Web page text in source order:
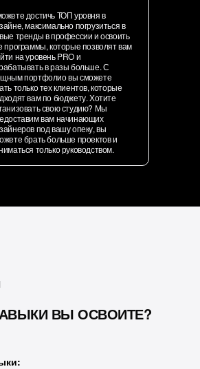
достичь ТОП уровня в
максимально погрузиться в
тренды в профессии и освоить
программы, которые позволят вам
на уровень PRO и
в разы больше. С
портфолио вы сможете
только тех клиентов, которые
вам по бюджету. Хотите
свою студию? Мы
вам начинающих
под вашу опеку, вы
брать больше проектов и
только руководством.
ВЫ ОСВОИТЕ?